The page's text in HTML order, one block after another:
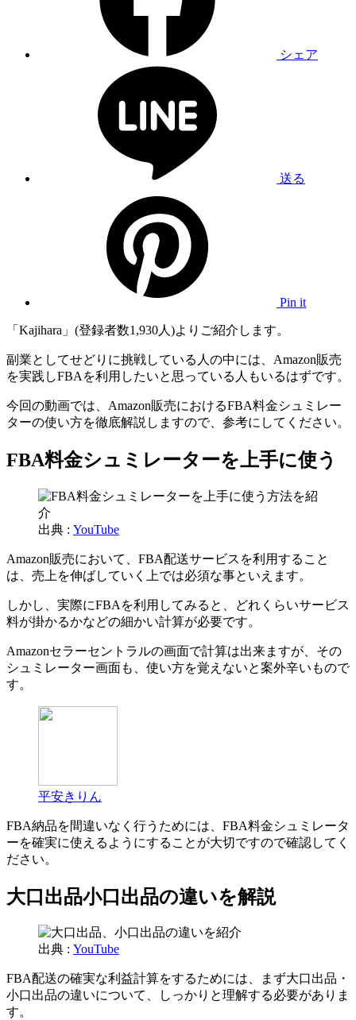
シェア
送る
Pin it
「Kajihara」(登録者数1,930人)よりご紹介します。
副業としてせどりに挑戦している人の中には、Amazon販売
を実践しFBAを利用したいと思っている人もいるはずです。
今回の動画では、Amazon販売におけるFBA料金シュミレー
ターの使い方を徹底解説しますので、参考にしてください。
FBA料金シュミレーターを上手に使う
出典 : YouTube
Amazon販売において、FBA配送サービスを利用すること
は、売上を伸ばしていく上では必須な事といえます。
しかし、実際にFBAを利用してみると、どれくらいサービス
料が掛かるかなどの細かい計算が必要です。
Amazonセラーセントラルの画面で計算は出来ますが、その
シュミレーター画面も、使い方を覚えないと案外辛いもので
す。
平安きりん
FBA納品を間違いなく行うためには、FBA料金シュミレータ
ーを確実に使えるようにすることが大切ですので確認してく
ださい。
大口出品小口出品の違いを解説
出典 : YouTube
FBA配送の確実な利益計算をするためには、まず大口出品・
小口出品の違いについて、しっかりと理解する必要がありま
す。